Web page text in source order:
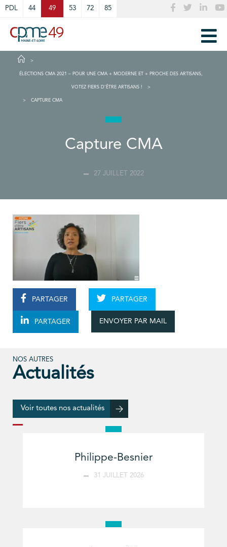
PDL 44 49 53 72 85
ÉLECTIONS CMA 2021 – POUR UNE CMA + MODERNE ET + PROCHE DES ARTISANS,
VOTEZ FIERS D’ÊTRE ARTISANS !
CAPTURE CMA
Capture CMA
27 JUILLET 2022
PARTAGER PARTAGER
PARTAGER ENVOYER PAR MAIL
NOS AUTRES
Actualités
Voir toutes nos actualités
Philippe-Besnier
31 JUILLET 2026
Cookies management panel